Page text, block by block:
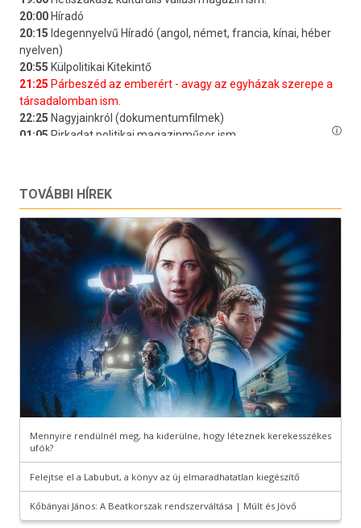
TOVÁBBI HÍREK